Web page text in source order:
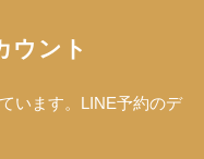
ウント
います。LINE予約のデ